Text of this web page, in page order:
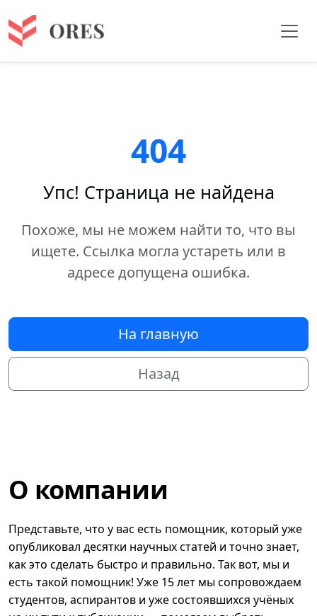
404
Упс! Страница не найдена
Похоже, мы не можем найти то, что вы
ищете. Ссылка могла устареть или в
адресе допущена ошибка.
На главную
Назад
О компании
Представьте, что у вас есть помощник, который уже
опубликовал десятки научных статей и точно знает,
как это сделать быстро и правильно. Так вот, мы и
есть такой помощник! Уже 15 лет мы сопровождаем
студентов, аспирантов и уже состоявшихся учёных